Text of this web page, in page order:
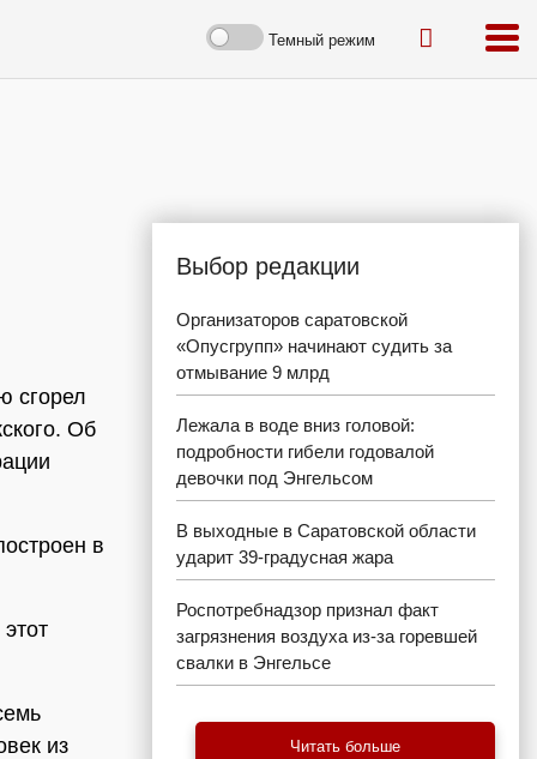
Темный режим
сгорел
Об
в
из
Выбор редакции
Организаторов саратовской
«Опусгрупп» начинают судить за
отмывание 9 млрд
Лежала в воде вниз головой:
подробности гибели годовалой
девочки под Энгельсом
В выходные в Саратовской области
ударит 39-градусная жара
Роспотребнадзор признал факт
загрязнения воздуха из-за горевшей
свалки в Энгельсе
Читать больше